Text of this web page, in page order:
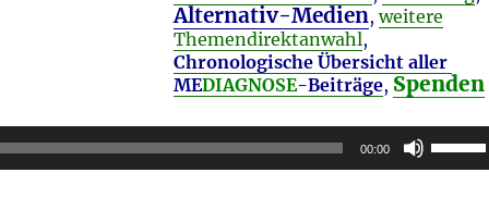
Alternativ-Medien,weitere
Themendirektanwahl,
Chronologische Übersicht aller
MEDIAGNOSE-Beiträge, Spenden
00:00
Hoch/